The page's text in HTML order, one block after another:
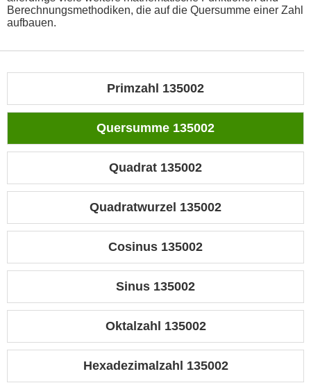
Berechnungsmethodiken, die auf die Quersumme einer Zahl
aufbauen.
Primzahl 135002
Quersumme 135002
Quadrat 135002
Quadratwurzel 135002
Cosinus 135002
Sinus 135002
Oktalzahl 135002
Hexadezimalzahl 135002